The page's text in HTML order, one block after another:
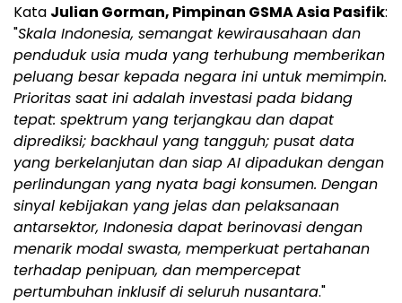
Kata Julian Gorman, Pimpinan GSMA Asia Pasifik:
"Skala Indonesia, semangat kewirausahaan dan
penduduk usia muda yang terhubung memberikan
peluang besar kepada negara ini untuk memimpin.
Prioritas saat ini adalah investasi pada bidang
tepat: spektrum yang terjangkau dan dapat
diprediksi; backhaul yang tangguh; pusat data
yang berkelanjutan dan siap AI dipadukan dengan
perlindungan yang nyata bagi konsumen. Dengan
sinyal kebijakan yang jelas dan pelaksanaan
antarsektor, Indonesia dapat berinovasi dengan
menarik modal swasta, memperkuat pertahanan
terhadap penipuan, dan mempercepat
pertumbuhan inklusif di seluruh nusantara."